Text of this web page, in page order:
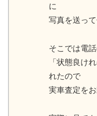
に
写真を送っ
そこでは電
「状態良け
れたので
実車査定をお